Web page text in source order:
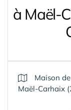
à Maël-
Maison
Maël-Carhaix